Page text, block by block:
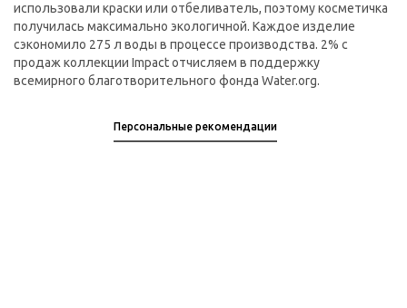
использовали краски или отбеливатель, поэтому косметичка
получилась максимально экологичной. Каждое изделие
сэкономило 275 л воды в процессе производства. 2% с
продаж коллекции Impact отчисляем в поддержку
всемирного благотворительного фонда Water.org.
Персональные рекомендации